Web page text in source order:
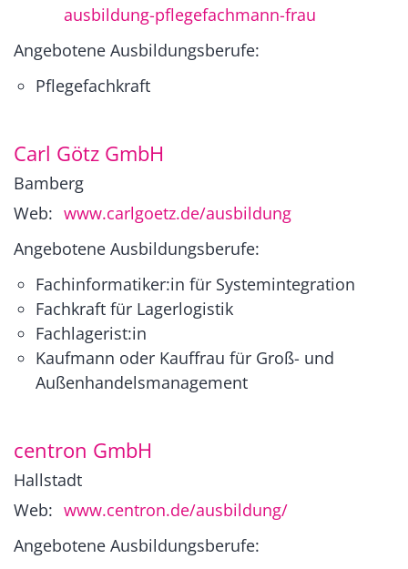
ausbildung-pflegefachmann-frau
Angebotene Ausbildungsberufe:
Pflegefachkraft
Carl Götz GmbH
Bamberg
Web: www.carlgoetz.de/ausbildung
Angebotene Ausbildungsberufe:
Fachinformatiker:in für Systemintegration
Fachkraft für Lagerlogistik
Fachlagerist:in
Kaufmann oder Kauffrau für Groß- und
Außenhandelsmanagement
centron GmbH
Hallstadt
Web: www.centron.de/ausbildung/
Angebotene Ausbildungsberufe: